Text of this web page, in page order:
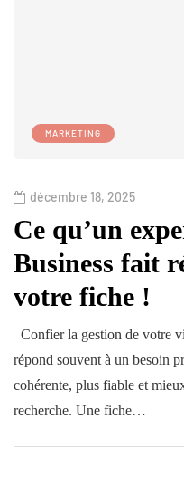
MARKETING
décembre 18, 2025
Ce qu’un
Business fait
votre fiche !
Confier la gestion de votre
répond souvent à un besoin
cohérente, plus fiable et
recherche. Une fiche…